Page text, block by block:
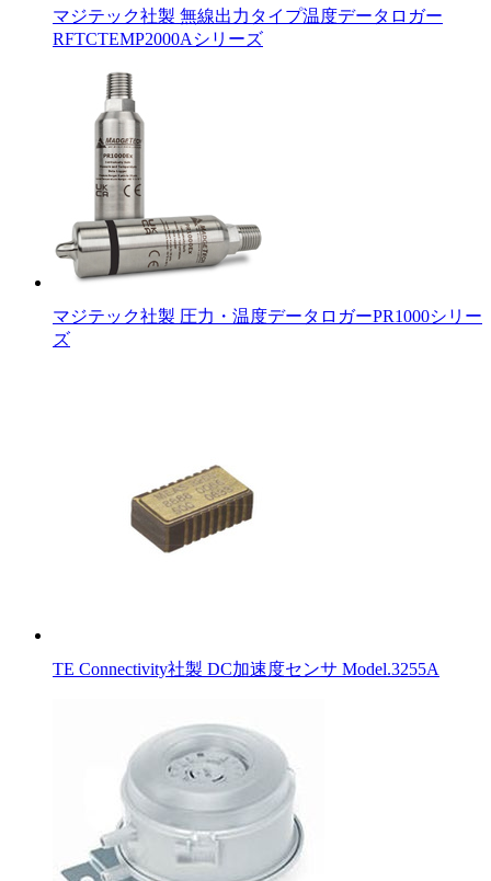
マジテック社製 無線出力タイプ温度データロガー
RFTCTEMP2000Aシリーズ
マジテック社製 圧力・温度データロガーPR1000シリー
ズ
TE Connectivity社製 DC加速度センサ Model.3255A